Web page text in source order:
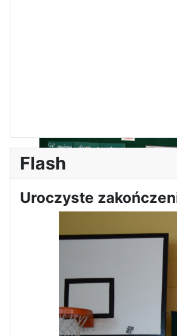
uchwalenia Konstytucji 3 Maja
Flash
Uroczyste